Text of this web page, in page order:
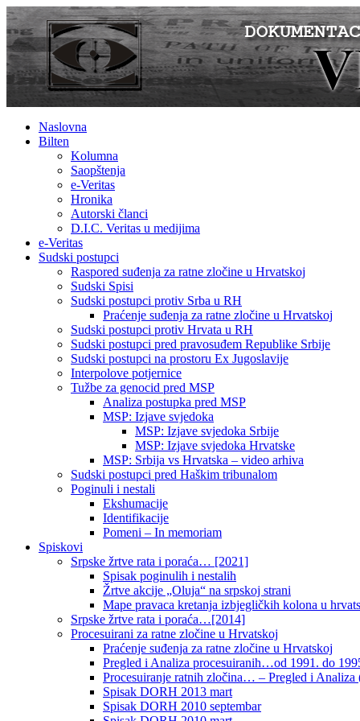
Naslovna
Bilten
Kolumna
Saopštenja
e-Veritas
Hronika
Autorski članci
D.I.C. Veritas u medijima
e-Veritas
Sudski postupci
Raspored suđenja za ratne zločine u Hrvatskoj
Sudski Spisi
Sudski postupci protiv Srba u RH
Praćenje suđenja za ratne zločine u Hrvatskoj
Sudski postupci protiv Hrvata u RH
Sudski postupci pred pravosuđem Republike Srbije
Sudski postupci na prostoru Ex Jugoslavije
Interpolove potjernice
Tužbe za genocid pred MSP
Analiza postupka pred MSP
MSP: Izjave svjedoka
MSP: Izjave svjedoka Srbije
MSP: Izjave svjedoka Hrvatske
MSP: Srbija vs Hrvatska – video arhiva
Sudski postupci pred Haškim tribunalom
Poginuli i nestali
Ekshumacije
Identifikacije
Pomeni – In memoriam
Spiskovi
Srpske žrtve rata i poraća… [2021]
Spisak poginulih i nestalih
Žrtve akcije „Oluja“ na srpskoj strani
Mape pravaca kretanja izbjegličkih kolona u
Srpske žrtve rata i poraća…[2014]
Procesuirani za ratne zločine u Hrvatskoj
Praćenje suđenja za ratne zločine u Hrvatskoj
Pregled i Analiza procesuiranih…od 1991. do
Procesuiranje ratnih zločina… – Pregled i Analiza
Spisak DORH 2013 mart
Spisak DORH 2010 septembar